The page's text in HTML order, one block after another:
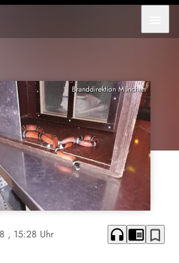
Branddirektion München
, 15:28 Uhr headphones chrome_reader_mode bookmark_border